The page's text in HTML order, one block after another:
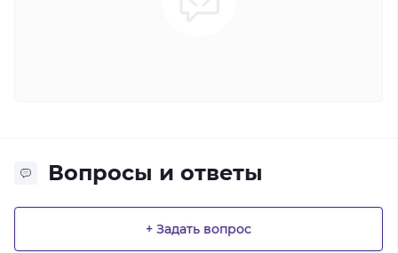
Вопросы и ответы
+ Задать вопрос